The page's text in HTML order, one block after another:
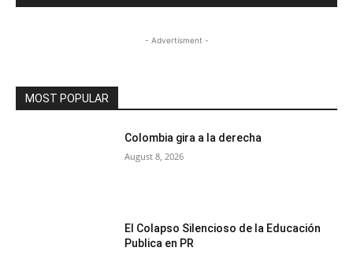
- Advertisment -
MOST POPULAR
Colombia gira a la derecha
August 8, 2026
El Colapso Silencioso de la Educación
Publica en PR